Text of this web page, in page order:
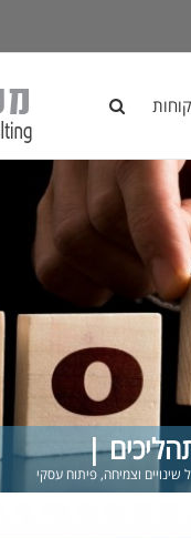
|
שינויים וצמיחה,פיתוח עסקי